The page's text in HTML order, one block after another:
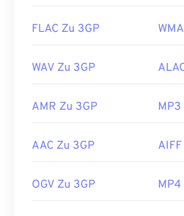
https://en.wikipedia.org/wiki/
FLAC Zu 3GP
WAV Zu 3GP
AMR Zu 3GP MP3
AAC Zu 3GP
OGV Zu 3GP MP4